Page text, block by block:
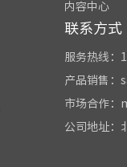
内容中心
联系方式
服务热线：
产品销售：
市场合作
公司地址：